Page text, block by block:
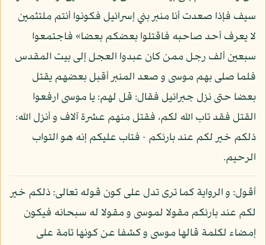
سيف فإذا صعدت أنا منبر بني إسرائيل فكونوا أنتم ملتثمين
لا يعرف أحد صاحبه فاقتلوا بعضكم بعضا» فاجتمعوا
سبعين ألف رجل ممن كان عبدوا العجل إلى بيت المقدس
فلما صلى بهم موسى و صعد المنبر أقبل بعضهم يقتل
بعضا حتى نزل جبرائيل فقال: قل لهم: يا موسى ارفعوا
القتل فقد تاب الله لكم، فقتل منهم عشرة آلاف و أنزل الله:
ذلكم خير لكم عند بارئكم - فتاب عليكم إنه هو التواب
الرحيم.
أقول: و الرواية كما ترى تدل على كون قوله تعالى: ذلكم خير
لكم عند بارئكم مقولا لموسى و مقولا له سبحانه فيكون
إمضاء لكلمة قالها موسى و كشفا عن كونها تامة على